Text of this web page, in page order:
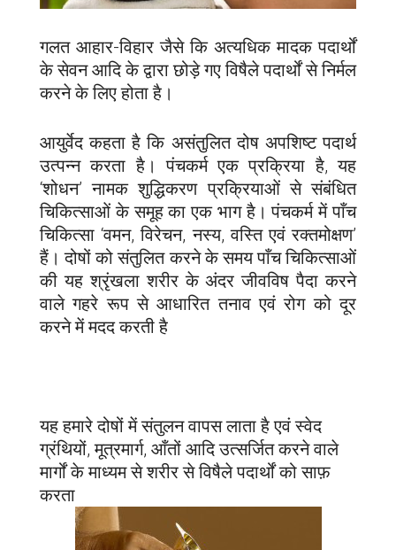
गलत आहार-विहार जैसे कि अत्यधिक मादक पदार्थों
के सेवन आदि के द्वारा छोड़े गए विषैले पदार्थों से निर्मल
करने के लिए होता है।
आयुर्वेद कहता है कि असंतुलित दोष अपशिष्ट पदार्थ
उत्पन्न करता है। पंचकर्म एक प्रक्रिया है, यह
‘शोधन’ नामक शुद्धिकरण प्रक्रियाओं से संबंधित
चिकित्साओं के समूह का एक भाग है। पंचकर्म में पाँच
चिकित्सा ‘वमन, विरेचन, नस्य, वस्ति एवं रक्तमोक्षण’
हैं। दोषों को संतुलित करने के समय पाँच चिकित्साओं
की यह श्रृंखला शरीर के अंदर जीवविष पैदा करने
वाले गहरे रूप से आधारित तनाव एवं रोग को दूर
करने में मदद करती है
यह हमारे दोषों में संतुलन वापस लाता है एवं स्वेद
ग्रंथियों, मूत्रमार्ग, आँतों आदि उत्सर्जित करने वाले
मार्गों के माध्यम से शरीर से विषैले पदार्थों को साफ़
करता